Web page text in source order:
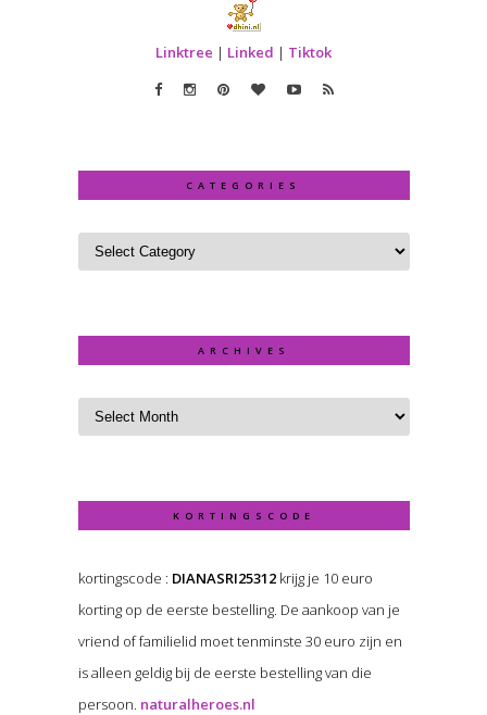
Linktree | Linked | Tiktok
CATEGORIES
ARCHIVES
KORTINGSCODE
kortingscode : DIANASRI25312krijg je 10 euro
korting op de eerste bestelling. De aankoop van je
vriend of familielid moet tenminste 30 euro zijn en
is alleen geldig bij de eerste bestelling van die
persoon. naturalheroes.nl